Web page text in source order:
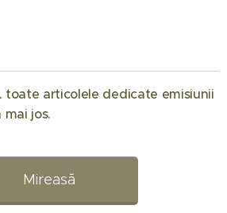
toate articolele dedicate emisiunii
jos. 💖
Mireasă
Când
începe
Mireasa
Regatul
inimii.
Simona
Preda se
vacanță